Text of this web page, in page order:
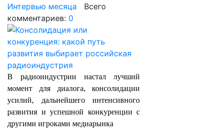
Интервью месяца Всего
комментариев: 0
В радиоиндустрии настал лучший
момент для диалога, консолидации
усилий, дальнейшего интенсивного
развития и успешной конкуренции с
другими игроками медиарынка